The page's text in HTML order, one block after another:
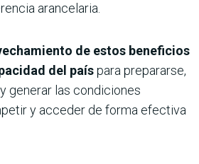
arancelaria.
de estos beneficios
del paíspara prepararse,
generar las condiciones
y acceder de forma efectiva